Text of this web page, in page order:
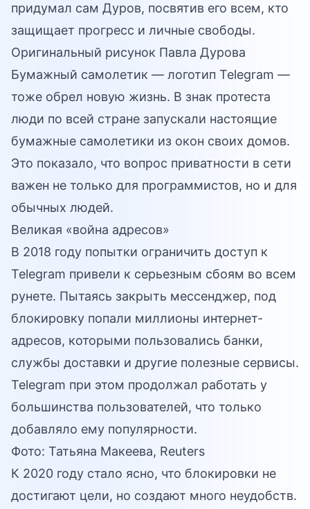
придумал сам Дуров, посвятив его всем, кто
защищает прогресс и личные свободы.
Оригинальный рисунок Павла Дурова
Бумажный самолетик — логотип Telegram —
тоже обрел новую жизнь. В знак протеста
люди по всей стране запускали настоящие
бумажные самолетики из окон своих домов.
Это показало, что вопрос приватности в сети
важен не только для программистов, но и для
обычных людей.
Великая «война адресов»
В 2018 году попытки ограничить доступ к
Telegram привели к серьезным сбоям во всем
рунете. Пытаясь закрыть мессенджер, под
блокировку попали миллионы интернет-
адресов, которыми пользовались банки,
службы доставки и другие полезные сервисы.
Telegram при этом продолжал работать у
большинства пользователей, что только
добавляло ему популярности.
Фото: Татьяна Макеева, Reuters
К 2020 году стало ясно, что блокировки не
достигают цели, но создают много неудобств.